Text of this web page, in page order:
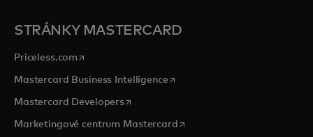
STRÁNKY MASTERCARD
Priceless.com opens in a new tab
Mastercard Business Intelligenceopens in a new tab
Mastercard Developersopens in a new tab
Marketingové centrum Mastercardopens in a new tab